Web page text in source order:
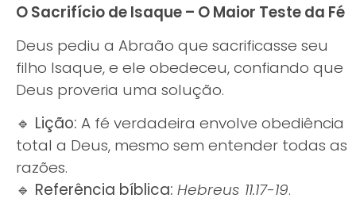
O Sacrifício de Isaque – O Maior Teste da Fé
Deus pediu a Abraão que sacrificasse seu
filho Isaque, e ele obedeceu, confiando que
Deus proveria uma solução.
🔹 Lição: A fé verdadeira envolve obediência
total a Deus, mesmo sem entender todas as
razões.
🔹 Referência bíblica: Hebreus 11.17-19.